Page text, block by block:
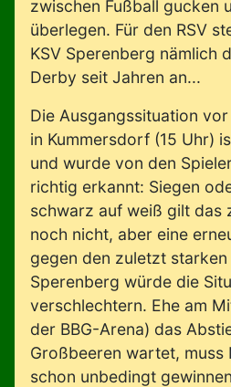
zwischen Fußball gucken
überlegen. Für den RSV
KSV Sperenberg nämlich
Derby seit Jahren an...
Die Ausgangssituation
in Kummersdorf (15 Uhr)
und wurde von den
richtig erkannt: Siegen
schwarz auf weiß gilt das
noch nicht, aber eine
gegen den zuletzt
Sperenberg würde die
verschlechtern. Ehe am
der BBG-Arena) das
Großbeeren wartet, muss
schon unbedingt